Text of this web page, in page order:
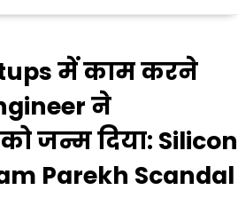
में काम करने
ने
जन्म दिया: Silicon
Parekh Scandal